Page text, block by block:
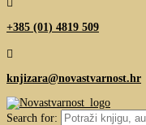

+385 (01) 4819 509

knjizara@novastvarnost.hr
Search for: